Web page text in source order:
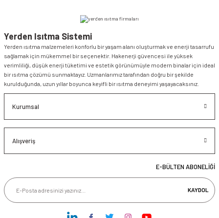
Yerden Isıtma Sistemi
Yerden ısıtma malzemeleri konforlu bir yaşam alanı oluşturmak ve enerji tasarrufu
sağlamak için mükemmel bir seçenektir. Hakenerji güvencesi ile yüksek
verimliliği, düşük enerji tüketimi ve estetik görünümüyle modern binalar için ideal
bir ısıtma çözümü sunmaktayız. Uzmanlarımız tarafından doğru bir şekilde
kurulduğunda, uzun yıllar boyunca keyifli bir ısıtma deneyimi yaşayacaksınız.
Kurumsal
Alışveriş
E-BÜLTEN ABONELİĞİ
KAYDOL